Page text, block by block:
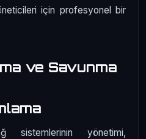
için profesyonel bir
ve Savunma
sistemlerinin yönetimi,